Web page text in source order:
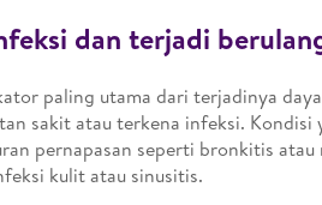
dan terjadi
paling utama dari terjadinya
sakit atau terkena infeksi. Kondisi
pernapasan seperti bronkitis
kulit atau sinusitis.